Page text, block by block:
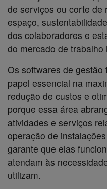
de serviços ou corte de
espaço,
dos colaboradores e
do mercado de
Os softwares de
papel essencial na
redução de custos e
porque essa área
atividades e serviços
operação de
garante que elas
atendam às
utilizam.